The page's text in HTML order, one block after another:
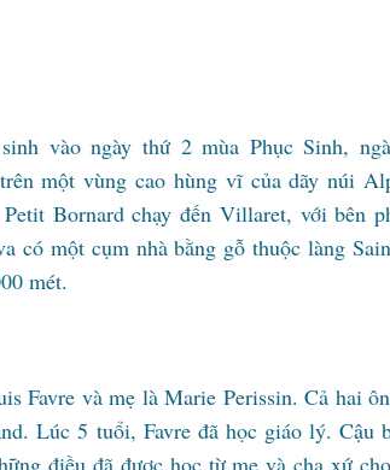
sinh vào ngày thứ 2 mùa Phục Sinh,
một vùng cao hùng vĩ của dãy núi
Bornard chạy đến Villaret, với bên
có một cụm nhà bằng gỗ thuộc làng
mét.
Favre và mẹ là Marie Perissin. Cả hai
Lúc 5 tuổi, Favre đã học giáo lý. Cậu
điều đã được học từ mẹ và cha xứ